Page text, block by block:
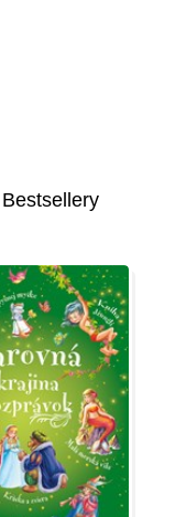
Bestsellery